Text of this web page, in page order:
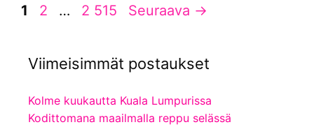
Sivu
1 Sivu
2 … Sivu
2 515 Seuraava →
Viimeisimmät postaukset
Kolme kuukautta Kuala Lumpurissa
Kodittomana maailmalla reppu selässä